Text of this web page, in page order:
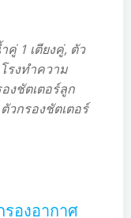
1 เตียงคู่, ตัว
รงทำความ
งชัตเตอร์ลูก
วกรองชัตเตอร์
รองอากาศ